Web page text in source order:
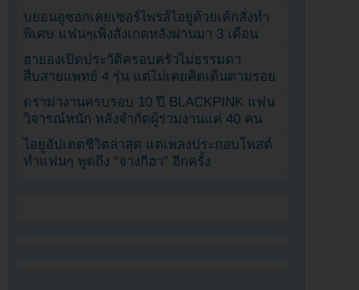
บยอนอูซอกเคยเซอร์ไพรส์ไอยูด้วยเค้กสั่งทำ
พิเศษ แฟนๆเพิ่งสังเกตหลังผ่านมา 3 เดือน
ฮายองเปิดประวัติครอบครัวไม่ธรรมดา
สืบสายแพทย์ 4 รุ่น แต่ไม่เคยคิดเดินตามรอย
ดราม่างานครบรอบ 10 ปี BLACKPINK แฟน
วิจารณ์หนัก หลังจำกัดผู้ร่วมงานแค่ 40 คน
ไอยูอัปเดตชีวิตล่าสุด แต่เพลงประกอบโพสต์
ทำแฟนๆ พูดถึง “จางกีฮา” อีกครั้ง